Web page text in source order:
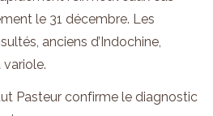
le 31 décembre. Les
anciens d’Indochine,
Pasteur confirme le diagnostic